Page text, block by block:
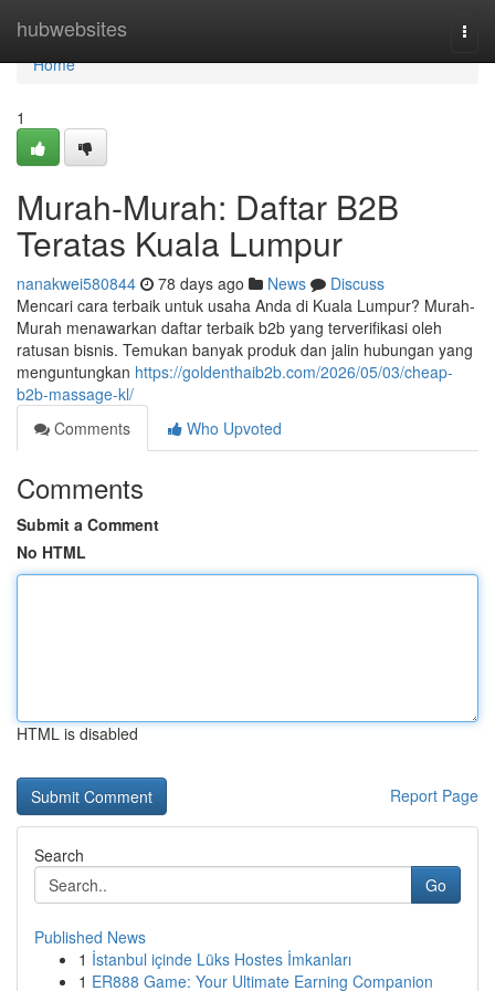
hubwebsites
Home
Home
1
Murah-Murah: Daftar B2B
Teratas Kuala Lumpur
nanakwei580844 78 days ago News
Discuss
Mencari cara terbaik untuk usaha Anda di Kuala Lumpur? Murah-
Murah menawarkan daftar terbaik b2b yang terverifikasi oleh
ratusan bisnis. Temukan banyak produk dan jalin hubungan yang
menguntungkan https://goldenthaib2b.com/2026/05/03/cheap-
b2b-massage-kl/
Comments
Who Upvoted
Comments
Submit a Comment
No HTML
HTML is disabled
Report Page
Search
Go
Published News
1 İstanbul içinde Lüks Hostes İmkanları
1 ER888 Game: Your Ultimate Earning Companion